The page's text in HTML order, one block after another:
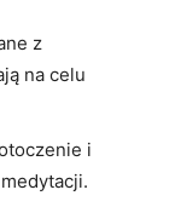
z
na celu
i